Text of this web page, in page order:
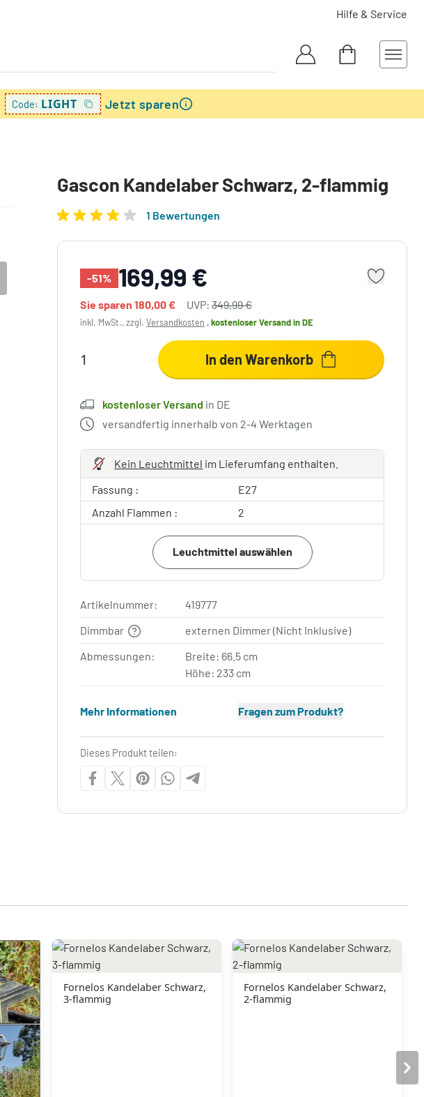
Hilfe & Service
Code: LIGHT Jetzt sparen
Gascon Kandelaber Schwarz, 2-flammig
1 Bewertungen
-51% 169,99 €
Sie sparen180,00 € UVP:349,99 €
inkl. MwSt., zzgl.Versandkosten ,kostenloser Versandin DE
In den Warenkorb
kostenloser Versand in DE
versandfertig innerhalb von 2-4 Werktagen
Kein Leuchtmittel im Lieferumfang enthalten.
Fassung :
E27
Anzahl Flammen :
2
Leuchtmittel auswählen
Artikelnummer:
419777
Dimmbar
externen Dimmer (Nicht Inklusive)
Abmessungen:
Breite: 66.5 cm
Höhe: 233 cm
Mehr Informationen Fragen zum Produkt?
Dieses Produkt teilen:
Fornelos Kandelaber Schwarz,
3-flammig
Fornelos Kandelaber Schwarz,
2-flammig